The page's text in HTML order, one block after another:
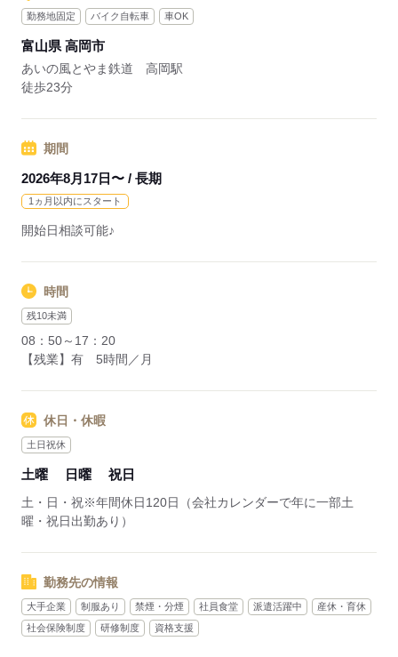
勤務地固定 バイク自転車 車OK
富山県 高岡市
あいの風とやま鉄道 高岡駅
徒歩23分
期間
2026年8月17日〜 / 長期
1ヵ月以内にスタート
開始日相談可能♪
時間
残10未満
08：50～17：20
【残業】有 5時間／月
休日・休暇
土日祝休
土曜 日曜 祝日
土・日・祝※年間休日120日（会社カレンダーで年に一部土
曜・祝日出勤あり）
勤務先の情報
大手企業 制服あり 禁煙・分煙 社員食堂 派遣活躍中
産休・育休
社会保険制度
研修制度 資格支援